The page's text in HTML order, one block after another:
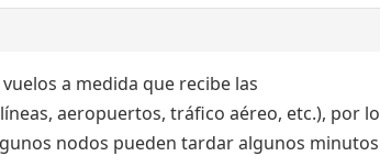
a medida que recibe las
aeropuertos, tráfico aéreo, etc.), por lo
nodos pueden tardar algunos minutos